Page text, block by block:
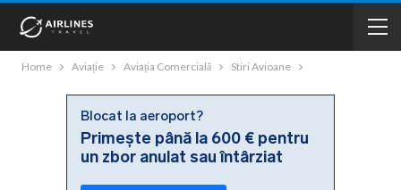
Home Aviație Aviația Comercială Stiri Avioane